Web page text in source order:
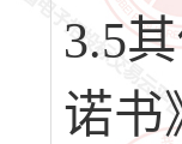
3.5
诺书